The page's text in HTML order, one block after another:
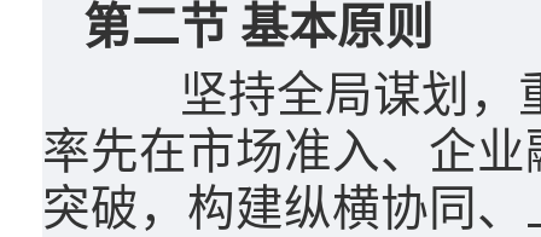
第二节 基本原则
坚持全局谋划，重
率先在市场准入、企
突破，构建纵横协同